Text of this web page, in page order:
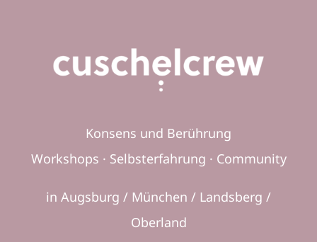
Konsens und Berührung
Workshops · Selbsterfahrung · Community
in Augsburg / München / Landsberg /
Oberland